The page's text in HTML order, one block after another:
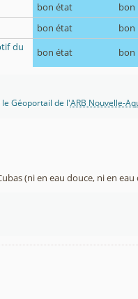
bon état
bon
bon état
bon
du
bon état bon
Géoportail de l'ARB Nouvelle-
(ni en eau douce, ni en eau